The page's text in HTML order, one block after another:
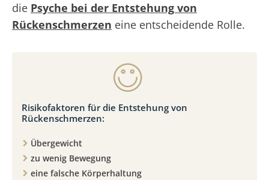
die Psyche bei der Entstehung von
Rückenschmerzen eine entscheidende Rolle.
Risikofaktoren für die Entstehung von
Rückenschmerzen:
Übergewicht
zu wenig Bewegung
eine falsche Körperhaltung